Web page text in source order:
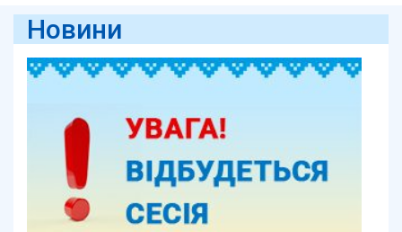
Новини